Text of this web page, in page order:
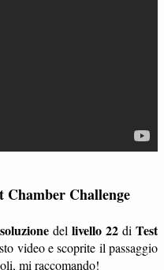
Chamber Challenge
soluzione del livello 22 di Test
video e scoprite il passaggio
mi raccomando!